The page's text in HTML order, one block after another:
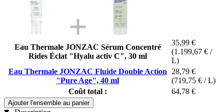
Eau Thermale JONZAC Sérum Concentré
Rides Éclat "Hyalu activ C", 30 ml
35,99 €
(1.199,67 € /
L)
Eau Thermale JONZAC Fluide Double Action
"Pure Age", 40 ml
28,79 €
(719,75 € / L)
Coût total :
64,78 €
Ajouter l'ensemble au panier